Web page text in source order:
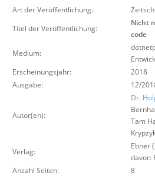
Über uns
Suche
Art der Veröffentlichung:
Titel der Veröffentlichung:
Nicht
code
Medium:
Erscheinungsjahr:
2018
Ausgabe:
12/
Autor(en):
Dr.
Tam
Verlag:
Ebner
davor:
Anzahl Seiten:
8